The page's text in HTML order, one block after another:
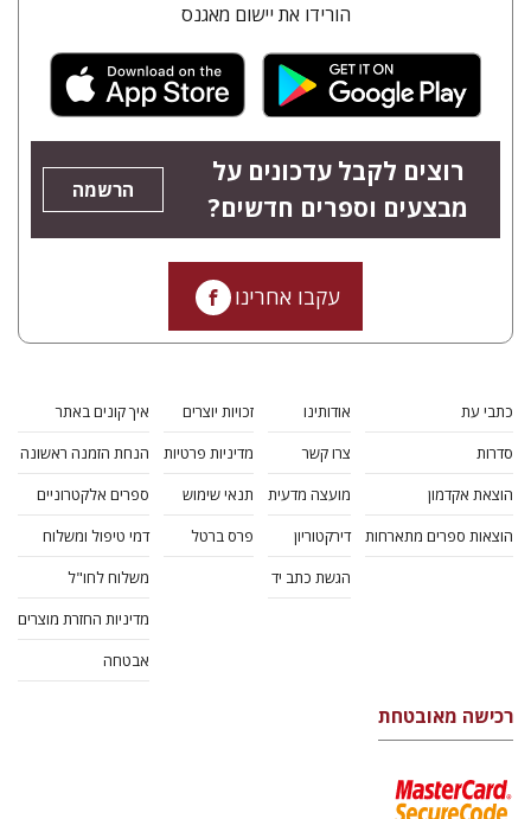
הורידו את יישום מאגנס
רוצים לקבל עדכונים על
מבצעים וספרים חדשים?
הרשמה
עקבו אחרינו
כתבי עת
סדרות
הוצאת אקדמון
הוצאות ספרים מתארחות
אודותינו
צרו קשר
מועצה מדעית
דירקטוריון
הגשת כתב יד
זכויות יוצרים
מדיניות פרטיות
תנאי שימוש
פרס ברטל
איך קונים באתר
הנחת הזמנה ראשונה
ספרים אלקטרוניים
דמי טיפול ומשלוח
משלוח לחו"ל
מדיניות החזרת מוצרים
אבטחה
רכישה מאובטחת